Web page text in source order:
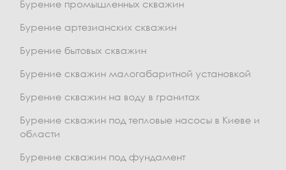
Бурение промышленных скважин
Бурение артезианских скважин
Бурение бытовых скважин
Бурение скважин малогабаритной установкой
Бурение скважин на воду в гранитах
Бурение скважин под тепловые насосы в Киеве и
области
Бурение скважин под фундамент